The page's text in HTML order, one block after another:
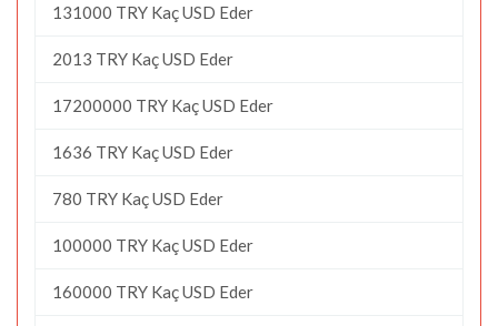
131000 TRY Kaç USD Eder
2013 TRY Kaç USD Eder
17200000 TRY Kaç USD Eder
1636 TRY Kaç USD Eder
780 TRY Kaç USD Eder
100000 TRY Kaç USD Eder
160000 TRY Kaç USD Eder